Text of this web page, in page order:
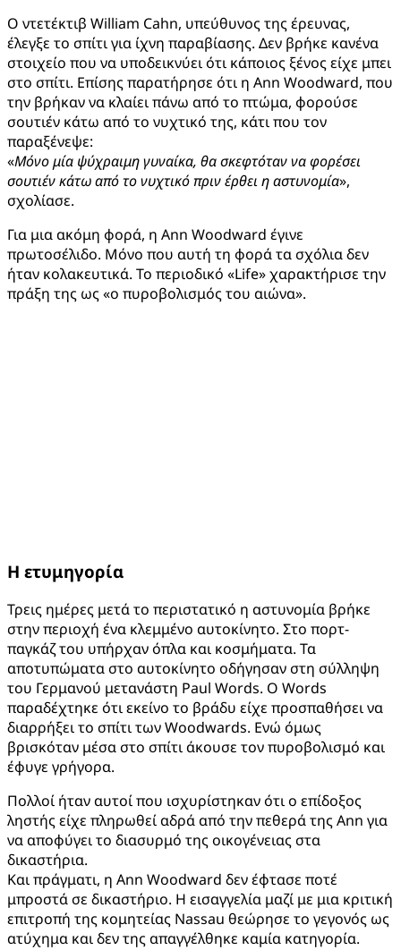
Ο ντετέκτιβ William Cahn, υπεύθυνος της έρευνας,
έλεγξε το σπίτι για ίχνη παραβίασης. Δεν βρήκε κανένα
στοιχείο που να υποδεικνύει ότι κάποιος ξένος είχε μπει
στο σπίτι. Επίσης παρατήρησε ότι η Ann Woodward, που
την βρήκαν να κλαίει πάνω από το πτώμα, φορούσε
σουτιέν κάτω από το νυχτικό της, κάτι που τον
παραξένεψε:
«Μόνο μία ψύχραιμη γυναίκα, θα σκεφτόταν να φορέσει
σουτιέν κάτω από το νυχτικό πριν έρθει η αστυνομία»,
σχολίασε.
Για μια ακόμη φορά, η Ann Woodward έγινε
πρωτοσέλιδο. Μόνο που αυτή τη φορά τα σχόλια δεν
ήταν κολακευτικά. Το περιοδικό «Life» χαρακτήρισε την
πράξη της ως «ο πυροβολισμός του αιώνα».
Η ετυμηγορία
Τρεις ημέρες μετά το περιστατικό η αστυνομία βρήκε
στην περιοχή ένα κλεμμένο αυτοκίνητο. Στο πορτ-
παγκάζ του υπήρχαν όπλα και κοσμήματα. Τα
αποτυπώματα στο αυτοκίνητο οδήγησαν στη σύλληψη
του Γερμανού μετανάστη Paul Words. O Words
παραδέχτηκε ότι εκείνο το βράδυ είχε προσπαθήσει να
διαρρήξει το σπίτι των Woodwards. Ενώ όμως
βρισκόταν μέσα στο σπίτι άκουσε τον πυροβολισμό και
έφυγε γρήγορα.
Πολλοί ήταν αυτοί που ισχυρίστηκαν ότι ο επίδοξος
ληστής είχε πληρωθεί αδρά από την πεθερά της Ann για
να αποφύγει το διασυρμό της οικογένειας στα
δικαστήρια.
Και πράγματι, η Ann Woodward δεν έφτασε ποτέ
μπροστά σε δικαστήριο. Η εισαγγελία μαζί με μια κριτική
επιτροπή της κομητείας Nassau θεώρησε το γεγονός ως
ατύχημα και δεν της απαγγέλθηκε καμία κατηγορία.